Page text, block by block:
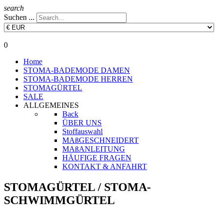
search
Suchen ...
0
Home
STOMA-BADEMODE DAMEN
STOMA-BADEMODE HERREN
STOMAGÜRTEL
SALE
ALLGEMEINES
Back
ÜBER UNS
Stoffauswahl
MAßGESCHNEIDERT
MAßANLEITUNG
HÄUFIGE FRAGEN
KONTAKT & ANFAHRT
STOMAGÜRTEL / STOMA-
SCHWIMMGÜRTEL